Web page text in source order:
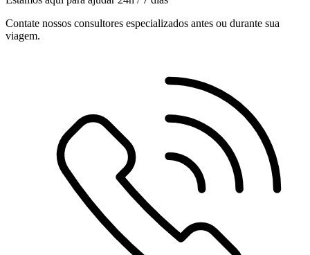
Contate nossos consultores especializados antes ou durante sua
viagem.